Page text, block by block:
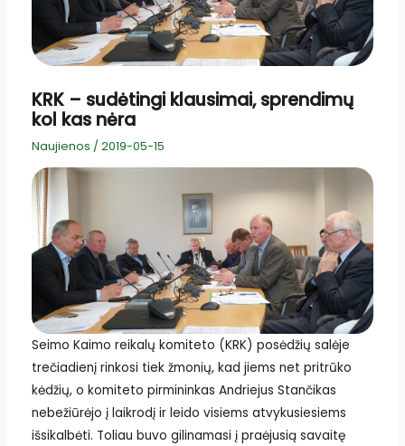
KRK – sudėtingi klausimai, sprendimų
kol kas nėra
Naujienos / 2019-05-15
Seimo Kaimo reikalų komiteto (KRK) posėdžių salėje
trečiadienį rinkosi tiek žmonių, kad jiems net pritrūko
kėdžių, o komiteto pirmininkas Andriejus Stančikas
nebežiūrėjo į laikrodį ir leido visiems atvykusiesiems
išsikalbėti. Toliau buvo gilinamasi į praėjusią savaitę